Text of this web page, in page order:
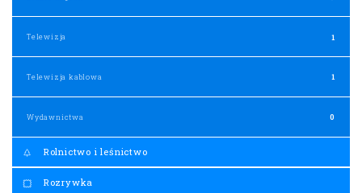
Telewizja 1
Telewizja kablowa 1
Wydawnictwa 0
Rolnictwo i leśnictwo
Rozrywka